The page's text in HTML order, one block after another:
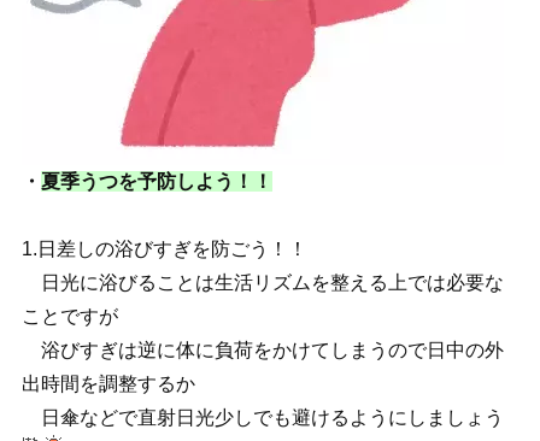
・ 夏季うつを予防しよう！！
1.日差しの浴びすぎを防ごう！！
日光に浴びることは生活リズムを整える上では必要な
ことですが
浴びすぎは逆に体に負荷をかけてしまうので日中の外
出時間を調整するか
日傘などで直射日光少しでも避けるようにしましょう